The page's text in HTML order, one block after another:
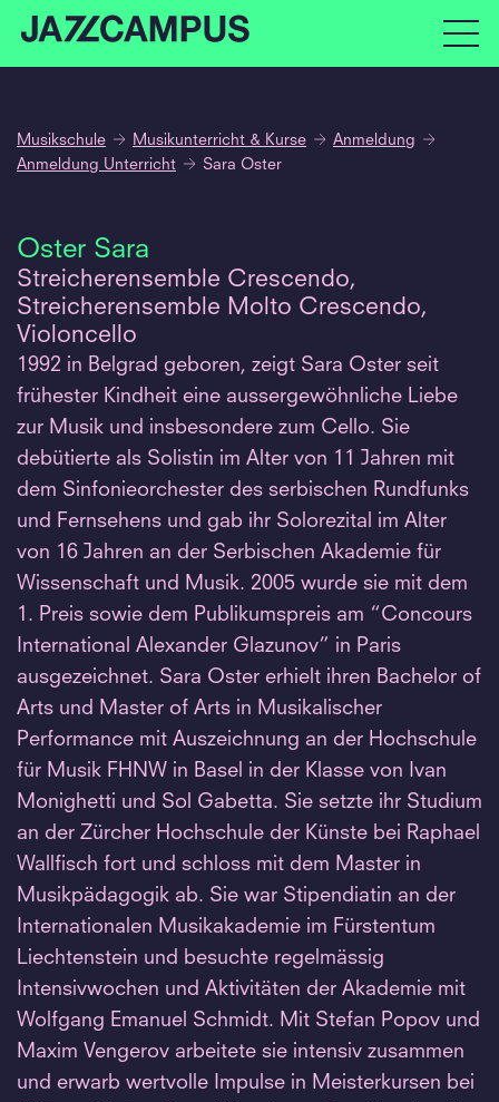
Musikschule Musikunterricht & Kurse
Anmeldung
Anmeldung Unterricht
Sara Oster
Oster Sara
Streicherensemble Crescendo,
Streicherensemble Molto Crescendo,
Violoncello
1992 in Belgrad geboren, zeigt Sara Oster seit
frühester Kindheit eine aussergewöhnliche Liebe
zur Musik und insbesondere zum Cello. Sie
debütierte als Solistin im Alter von 11 Jahren mit
dem Sinfonieorchester des serbischen Rundfunks
und Fernsehens und gab ihr Solorezital im Alter
von 16 Jahren an der Serbischen Akademie für
Wissenschaft und Musik. 2005 wurde sie mit dem
1. Preis sowie dem Publikumspreis am “Concours
International Alexander Glazunov” in Paris
ausgezeichnet. Sara Oster erhielt ihren Bachelor of
Arts und Master of Arts in Musikalischer
Performance mit Auszeichnung an der Hochschule
für Musik FHNW in Basel in der Klasse von Ivan
Monighetti und Sol Gabetta. Sie setzte ihr Studium
an der Zürcher Hochschule der Künste bei Raphael
Wallfisch fort und schloss mit dem Master in
Musikpädagogik ab. Sie war Stipendiatin an der
Internationalen Musikakademie im Fürstentum
Liechtenstein und besuchte regelmässig
Intensivwochen und Aktivitäten der Akademie mit
Wolfgang Emanuel Schmidt. Mit Stefan Popov und
Maxim Vengerov arbeitete sie intensiv zusammen
und erwarb wertvolle Impulse in Meisterkursen bei